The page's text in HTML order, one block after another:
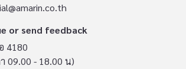
or send feedback
4180
09.00 - 18.00 น)